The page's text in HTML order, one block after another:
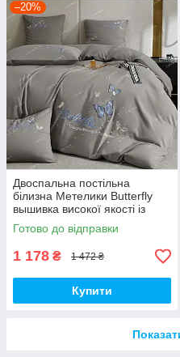
–20%
Двоспальна постільна
білизна Метелики Butterfly
вышивка високої якості із
сатину 180*220 см.
Готово до відправки
1 178 ₴ 1 472 ₴
Купити